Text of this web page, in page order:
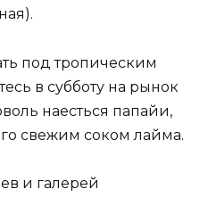
под тропическим
в субботу на рынок
наесться папайи,
свежим соком лайма.
и галерей